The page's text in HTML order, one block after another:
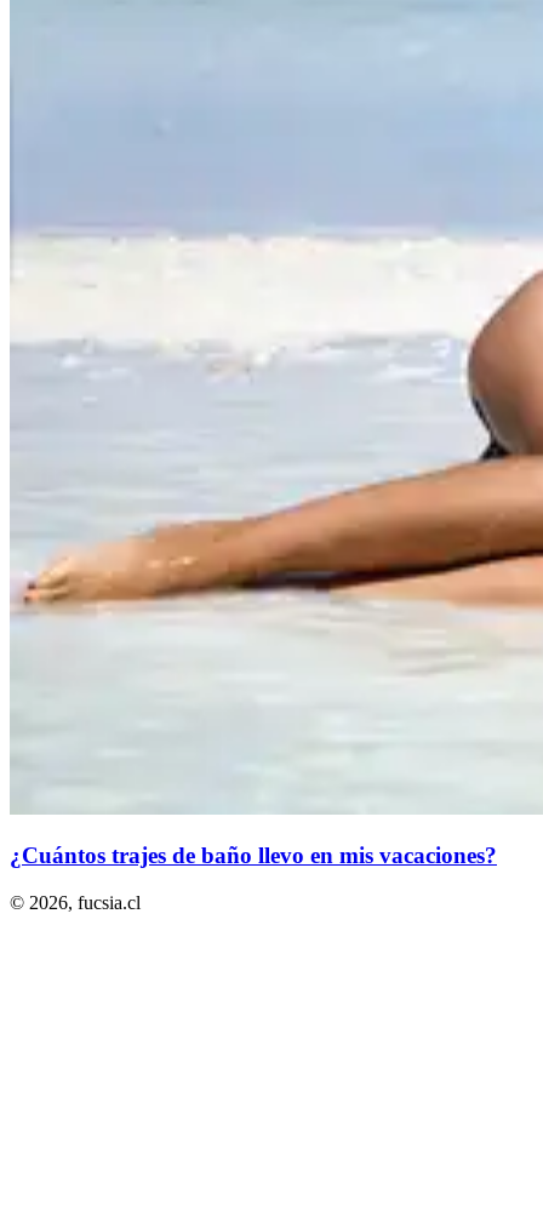
¿Cuántos trajes de baño llevo en mis vacaciones?
© 2026, fucsia.cl